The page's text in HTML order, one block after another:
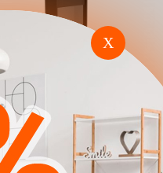
Vitrin Houston F104
X